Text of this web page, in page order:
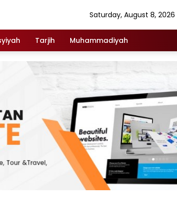
Saturday, August 8, 2026
Tarjih Muhammadiyah